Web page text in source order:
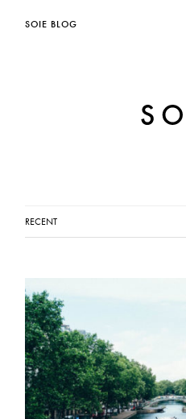
SOIE BLOG
RECENT
INFO
RECRUIT
ヘアカラー
SITE TOP